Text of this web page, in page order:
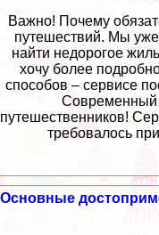
Важно! Почему
путешествий. Мы
найти недорогое
хочу более
способов – сервисе
Современный
путешественников!
требовалось
Основные